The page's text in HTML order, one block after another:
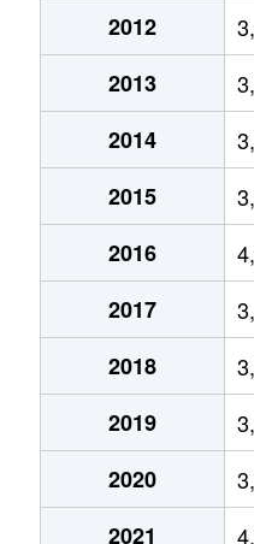
太田窪
大字広ヶ谷戸
2012
2013
2014
2015
2016
2017
2018
2019
2020
2021